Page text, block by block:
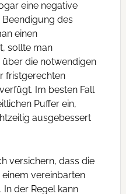
eine negative
des
einen
sollte man
die notwendigen
fristgerechten
Im besten Fall
Puffer ein,
ausgebessert
versichern, dass die
vereinbarten
der Regel kann